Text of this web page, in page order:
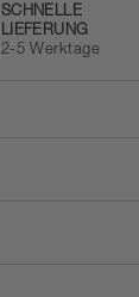
SCHNELLE
LIEFERUNG
2-5 Werktage